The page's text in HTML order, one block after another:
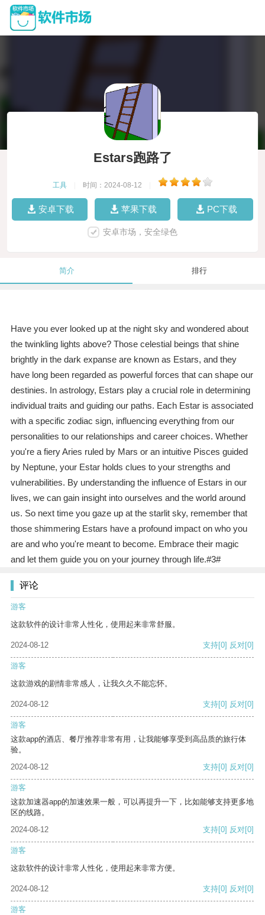
Estars跑路了
工具 时间：2024-08-12
安卓下载 苹果下载 PC下载
安卓市场，安全绿色
简介 排行
Have you ever looked up at the night sky and wondered about
the twinkling lights above? Those celestial beings that shine
brightly in the dark expanse are known as Estars, and they
have long been regarded as powerful forces that can shape our
destinies. In astrology, Estars play a crucial role in determining
individual traits and guiding our paths. Each Estar is associated
with a specific zodiac sign, influencing everything from our
personalities to our relationships and career choices. Whether
you're a fiery Aries ruled by Mars or an intuitive Pisces guided
by Neptune, your Estar holds clues to your strengths and
vulnerabilities. By understanding the influence of Estars in our
lives, we can gain insight into ourselves and the world around
us. So next time you gaze up at the starlit sky, remember that
those shimmering Estars have a profound impact on who you
are and who you're meant to become. Embrace their magic
and let them guide you on your journey through life.#3#
评论
游客
这款软件的设计非常人性化，使用起来非常舒服。
2024-08-12 支持[0] 反对[0]
游客
这款游戏的剧情非常感人，让我久久不能忘怀。
2024-08-12 支持[0] 反对[0]
游客
这款app的酒店、餐厅推荐非常有用，让我能够享受到高品质的旅行体
验。
2024-08-12
支持[0] 反对[0]
游客
这款加速器app的加速效果一般，可以再提升一下，比如能够支持更多地
区的线路。
2024-08-12
支持[0] 反对[0]
游客
这款软件的设计非常人性化，使用起来非常方便。
2024-08-12 支持[0] 反对[0]
游客